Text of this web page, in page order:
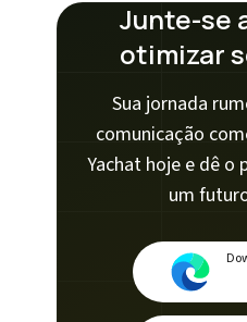
Junte-se
otimizar
Sua jornada
comunicação
Yachat hoje e dê o
um